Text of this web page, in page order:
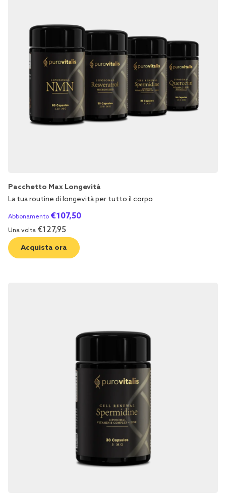
Pacchetto Max Longevità
La tua routine di longevità per tutto il corpo
Abbonamento €107,50
Una volta €127,95
Acquista ora